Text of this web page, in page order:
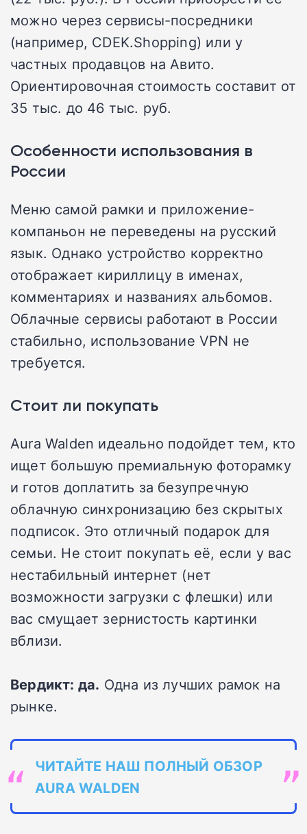
можно через сервисы-посредники
(например, CDEK.Shopping) или у
частных продавцов на Авито.
Ориентировочная стоимость составит от
35 тыс. до 46 тыс. руб.
Особенности использования в
России
Меню самой рамки и приложение-
компаньон не переведены на русский
язык. Однако устройство корректно
отображает кириллицу в именах,
комментариях и названиях альбомов.
Облачные сервисы работают в России
стабильно, использование VPN не
требуется.
Стоит ли покупать
Aura Walden идеально подойдет тем, кто
ищет большую премиальную фоторамку
и готов доплатить за безупречную
облачную синхронизацию без скрытых
подписок. Это отличный подарок для
семьи. Не стоит покупать её, если у вас
нестабильный интернет (нет
возможности загрузки с флешки) или
вас смущает зернистость картинки
вблизи.
Вердикт: да. Одна из лучших рамок на
рынке.
ЧИТАЙТЕ НАШ ПОЛНЫЙ ОБЗОР
AURA WALDEN